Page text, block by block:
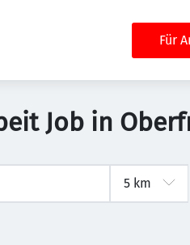
Für
Job in